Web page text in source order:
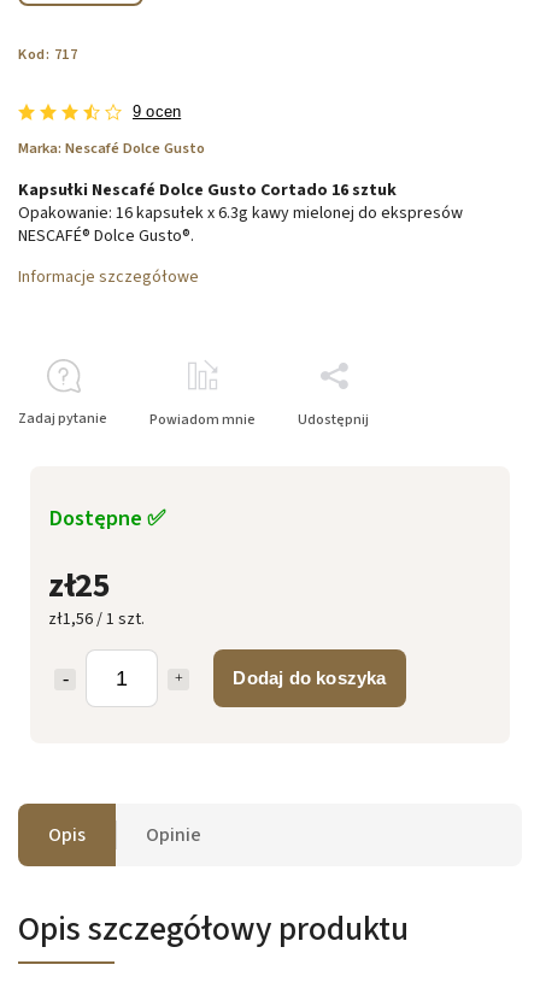
Kod: 717
9 ocen
Marka: Nescafé Dolce Gusto
zł25
zł1,56 / 1 szt.
Dodaj do koszyka
Dostępne ✅
Kapsułki Nescafé Dolce Gusto Cortado 16 sztuk
Opakowanie: 16 kapsułek x 6.3g kawy mielonej do ekspresów
NESCAFÉ® Dolce Gusto®.
Informacje szczegółowe
Zadaj pytanie Powiadom mnie Udostępnij
Opis Opinie
Opis szczegółowy produktu